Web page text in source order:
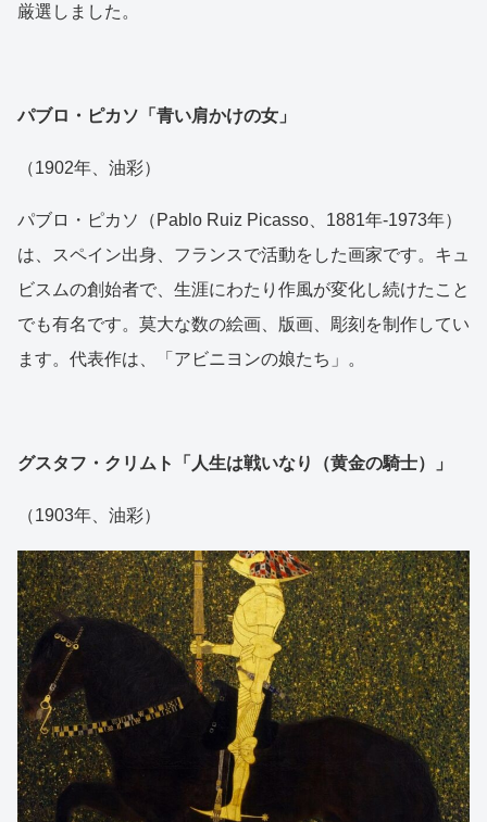
厳選しました。
パブロ・ピカソ「青い肩かけの女」
（1902年、油彩）
パブロ・ピカソ（Pablo Ruiz Picasso、1881年-1973年）
は、スペイン出身、フランスで活動をした画家です。キュ
ビスムの創始者で、生涯にわたり作風が変化し続けたこと
でも有名です。莫大な数の絵画、版画、彫刻を制作してい
ます。代表作は、「アビニヨンの娘たち」。
グスタフ・クリムト「人生は戦いなり（黄金の騎士）」
（1903年、油彩）